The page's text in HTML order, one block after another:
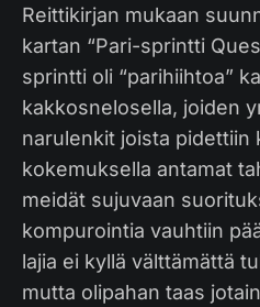
Reittikirjan mukaan
kartan “Pari-sprintti
sprintti oli “parihiihtoa”
kakkosnelosella, joiden
narulenkit joista pidettiin
kokemuksella antamat
meidät sujuvaan
kompurointia vauhtiin
lajia ei kyllä välttämättä
mutta olipahan taas